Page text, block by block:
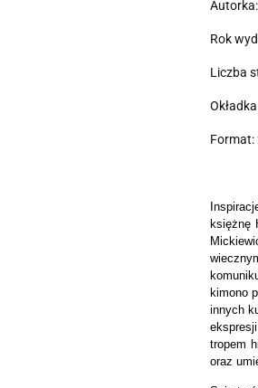
Rok
Liczba
Format:
księżnę
kimono
innych
tropem
oraz